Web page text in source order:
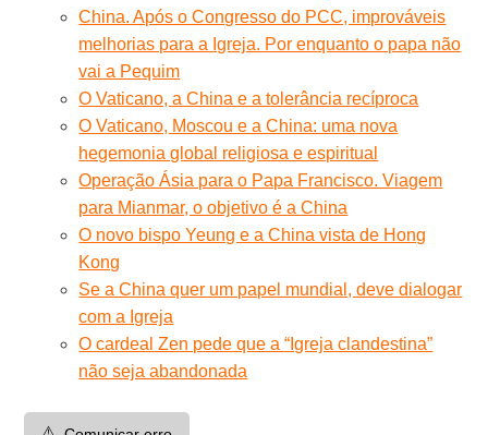
China. Após o Congresso do PCC, improváveis
melhorias para a Igreja. Por enquanto o papa não
vai a Pequim
O Vaticano, a China e a tolerância recíproca
O Vaticano, Moscou e a China: uma nova
hegemonia global religiosa e espiritual
Operação Ásia para o Papa Francisco. Viagem
para Mianmar, o objetivo é a China
O novo bispo Yeung e a China vista de Hong
Kong
Se a China quer um papel mundial, deve dialogar
com a Igreja
O cardeal Zen pede que a “Igreja clandestina”
não seja abandonada
⚠️